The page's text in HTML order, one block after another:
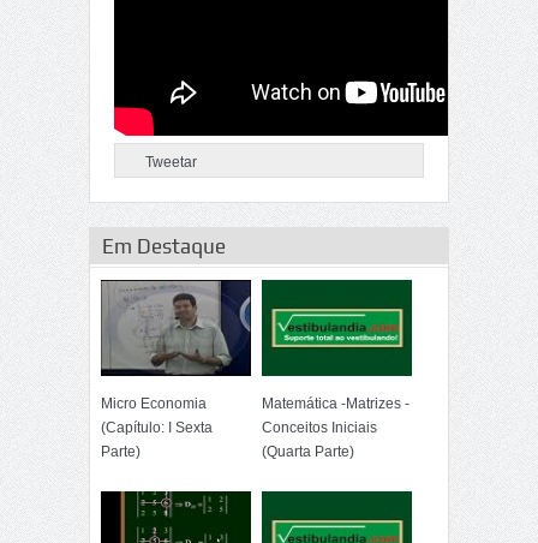
Tweetar
Em Destaque
Micro Economia
(Capítulo: I Sexta
Parte)
Matemática -Matrizes -
Conceitos Iniciais
(Quarta Parte)